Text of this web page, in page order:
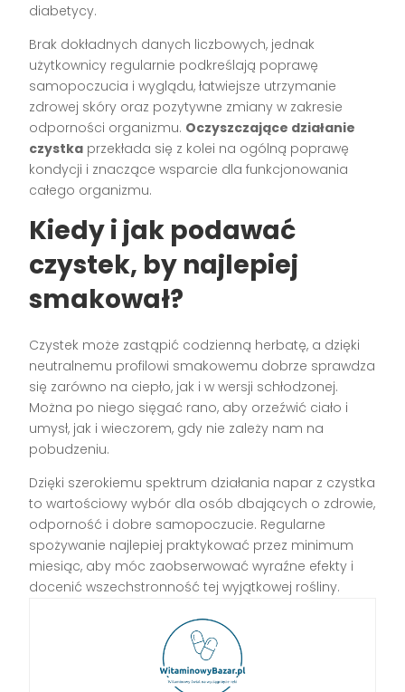
diabetycy.
Brak dokładnych danych liczbowych, jednak
użytkownicy regularnie podkreślają poprawę
samopoczucia i wyglądu, łatwiejsze utrzymanie
zdrowej skóry oraz pozytywne zmiany w zakresie
odporności organizmu. Oczyszczające działanie
czystka przekłada się z kolei na ogólną poprawę
kondycji i znaczące wsparcie dla funkcjonowania
całego organizmu.
Kiedy i jak podawać
czystek, by najlepiej
smakował?
Czystek może zastąpić codzienną herbatę, a dzięki
neutralnemu profilowi smakowemu dobrze sprawdza
się zarówno na ciepło, jak i w wersji schłodzonej.
Można po niego sięgać rano, aby orzeźwić ciało i
umysł, jak i wieczorem, gdy nie zależy nam na
pobudzeniu.
Dzięki szerokiemu spektrum działania napar z czystka
to wartościowy wybór dla osób dbających o zdrowie,
odporność i dobre samopoczucie. Regularne
spożywanie najlepiej praktykować przez minimum
miesiąc, aby móc zaobserwować wyraźne efekty i
docenić wszechstronność tej wyjątkowej rośliny.